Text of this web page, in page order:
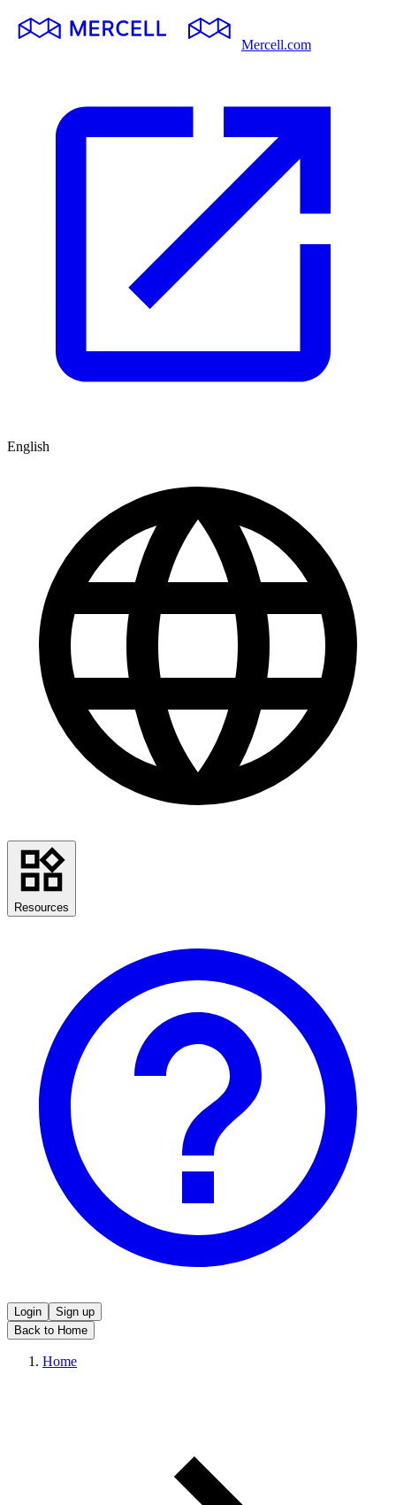
Mercell.com
English
Resources
Login
Sign up
Back to Home
Home